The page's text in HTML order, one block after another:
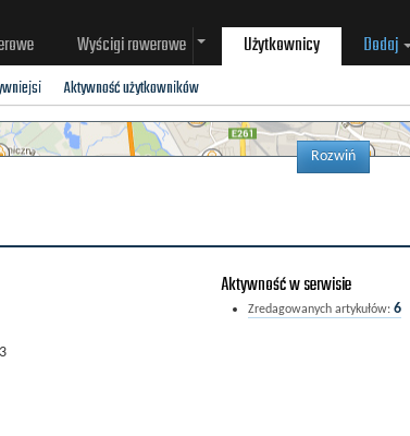
Wyścigi rowerowe Użytkownicy Dodaj
Aktywność użytkowników
Rozwiń
Aktywność w serwisie
Zredagowanych artykułów: 6